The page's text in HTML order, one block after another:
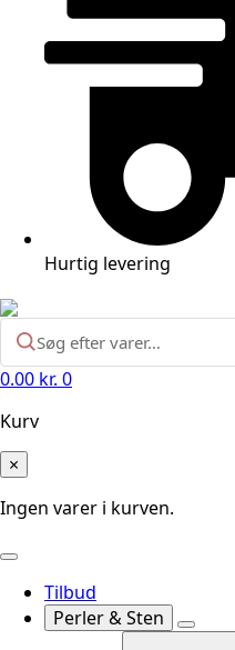
Hurtig levering
0.00 kr. 0
Kurv
×
Ingen varer i kurven.
Tilbud
Perler & Sten